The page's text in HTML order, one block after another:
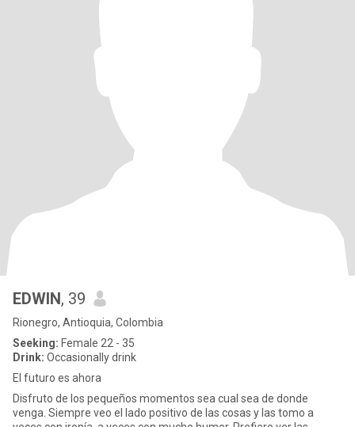
EDWIN, 39
Rionegro, Antioquia, Colombia
Seeking: Female 22 - 35
Drink: Occasionally drink
El futuro es ahora
Disfruto de los pequeños momentos sea cual sea de donde
venga. Siempre veo el lado positivo de las cosas y las tomo a